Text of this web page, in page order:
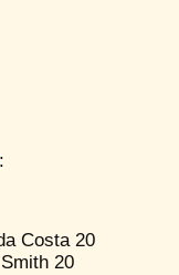
:
Costa 20
20